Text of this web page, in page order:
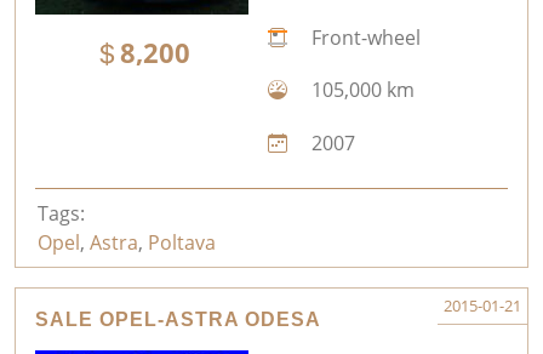
8,200
Front-wheel
105,000 km
2007
Tags:
Opel, Astra, Poltava
SALE OPEL-ASTRA ODESA
2015-01-21